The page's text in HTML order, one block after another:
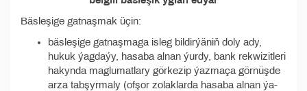
Bäsleşige gatnaşmak üçin:
bäsleşige gatnaşmaga isleg bildirýäniň doly ady,
hukuk ýagdaýy, hasaba alnan ýurdy, bank rekwizitleri
hakynda maglumatlary görkezip ýazmaça görnüşde
arza tabşyrmaly (ofşor zolaklarda hasaba alnan ýa-